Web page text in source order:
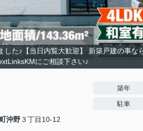
した♪【当日内覧大歓迎】 新築戸建の事な
にご相談下さい♪
沖野３丁目10-12
築年
駐車